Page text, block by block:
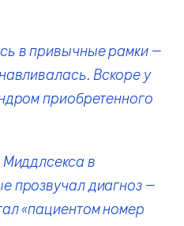
в привычные рамки —
Вскоре у
приобретенного
в
прозвучал диагноз —
«пациентом номер